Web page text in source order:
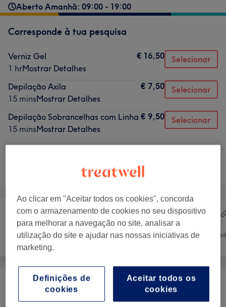
Aberto Amanhã: 09:00 - 19:00
Corresponde à tua pesquisa
Verniz Gel
1 hrMostrar Detalhes
€ 16,50 Selecionar
Depilação Axila
15 minsMostrar Detalhes
€ 7,50 Selecionar
Depilação Sobrancelhas com Linha
15 minsMostrar Detalhes
€ 9,50 Selecionar
Cabeleireiro e
Salão de
Cabeleireiro
Tratamento de
unhas
Manicure, Extensões E Tratamentos
Mãos (10)
desde € 4
Ao clicar em "Aceitar todos os cookies", concorda
com o armazenamento de cookies no seu dispositivo
para melhorar a navegação no site, analisar a
utilização do site e ajudar nas nossas iniciativas de
marketing.
Aceitar todos os
cookies
Definições de
cookies